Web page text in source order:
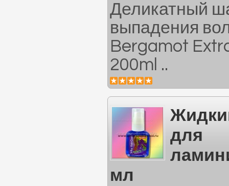
Деликатный
выпадения
Bergamot
200ml ..
для
мл